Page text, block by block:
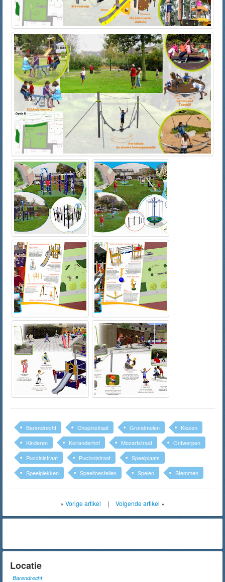
Barendrecht Chopinstraat Grondmolen
Kiezen
Kinderen
Korianderhof Mozartstraat
Ontwerpen
Puccinistraat
Pucinnistraat
Speelplaats
Speelplekken
Speeltoestellen Spelen Stemmen
« Vorige artikel | Volgende artikel »
Locatie
Barendrecht